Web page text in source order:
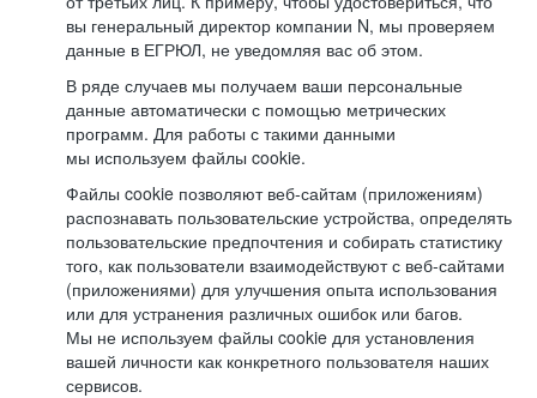
вы генеральный директор компании N, мы проверяем
данные в ЕГРЮЛ, не уведомляя вас об этом.
В ряде случаев мы получаем ваши персональные
данные автоматически с помощью метрических
программ. Для работы с такими данными
мы используем файлы cookie.
Файлы cookie позволяют веб-сайтам (приложениям)
распознавать пользовательские устройства, определять
пользовательские предпочтения и собирать статистику
того, как пользователи взаимодействуют с веб-сайтами
(приложениями) для улучшения опыта использования
или для устранения различных ошибок или багов.
Мы не используем файлы cookie для установления
вашей личности как конкретного пользователя наших
сервисов.